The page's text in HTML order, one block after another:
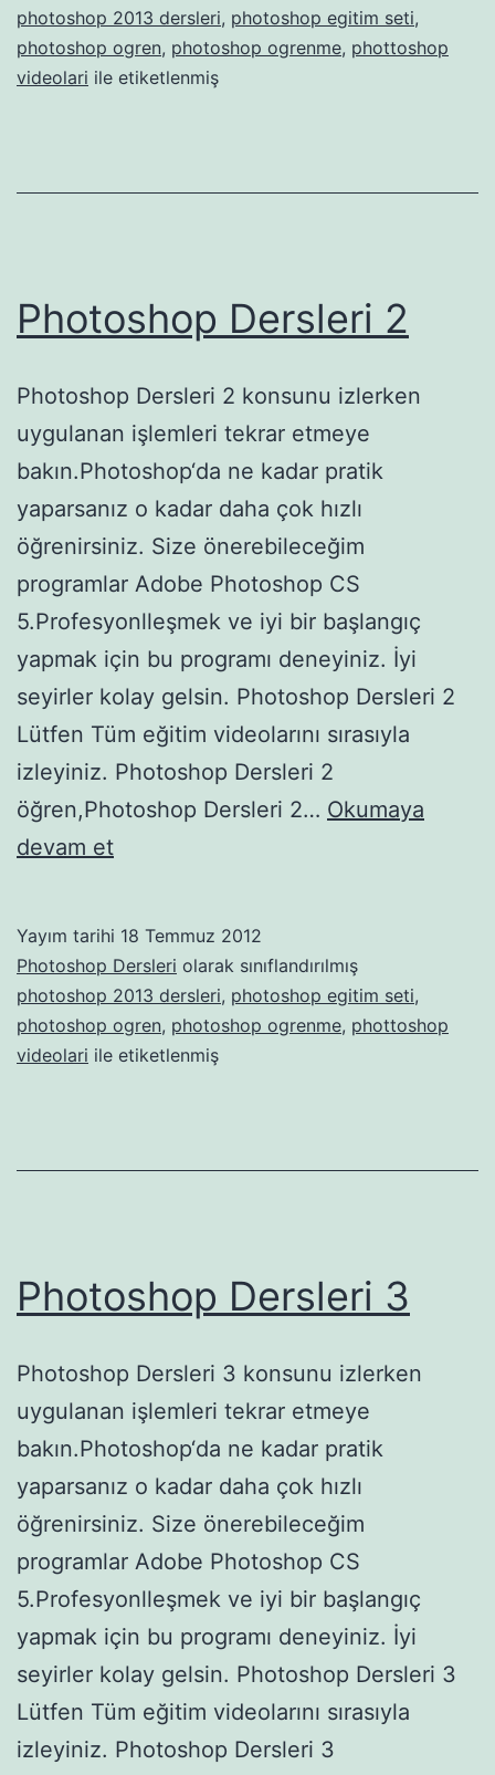
photoshop 2013 dersleri, photoshop egitim seti,
photoshop ogren, photoshop ogrenme, phottoshop
videolari ile etiketlenmiş
Photoshop Dersleri 2
Photoshop Dersleri 2 konsunu izlerken
uygulanan işlemleri tekrar etmeye
bakın.Photoshop‘da ne kadar pratik
yaparsanız o kadar daha çok hızlı
öğrenirsiniz. Size önerebileceğim
programlar Adobe Photoshop CS
5.Profesyonlleşmek ve iyi bir başlangıç
yapmak için bu programı deneyiniz. İyi
seyirler kolay gelsin. Photoshop Dersleri 2
Lütfen Tüm eğitim videolarını sırasıyla
izleyiniz. Photoshop Dersleri 2
öğren,Photoshop Dersleri 2… Okumaya
devam etPhotoshop
Yayım tarihi 18 Temmuz 2012
Photoshop Dersleri olarak sınıflandırılmış
photoshop 2013 dersleri, photoshop egitim seti,
photoshop ogren, photoshop ogrenme, phottoshop
videolari ile etiketlenmiş
Photoshop Dersleri 3
Photoshop Dersleri 3 konsunu izlerken
uygulanan işlemleri tekrar etmeye
bakın.Photoshop‘da ne kadar pratik
yaparsanız o kadar daha çok hızlı
öğrenirsiniz. Size önerebileceğim
programlar Adobe Photoshop CS
5.Profesyonlleşmek ve iyi bir başlangıç
yapmak için bu programı deneyiniz. İyi
seyirler kolay gelsin. Photoshop Dersleri 3
Lütfen Tüm eğitim videolarını sırasıyla
izleyiniz. Photoshop Dersleri 3